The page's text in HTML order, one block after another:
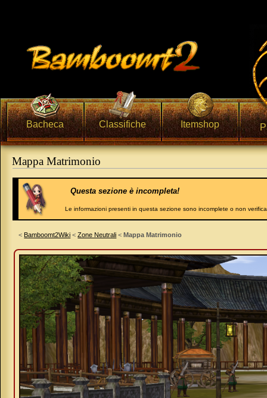
Bacheca Classifiche Itemshop
Mappa Matrimonio
Questa sezione è incompleta!
Le informazioni presenti in questa sezione sono incomplete o non
< Bamboomt2Wiki <Zone Neutrali <Mappa Matrimonio